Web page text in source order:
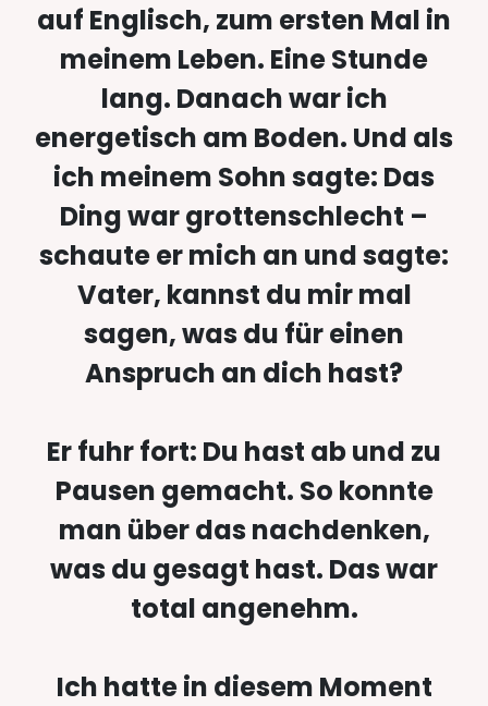
auf Englisch, zum ersten Mal in
meinem Leben. Eine Stunde
lang. Danach war ich
energetisch am Boden. Und als
ich meinem Sohn sagte: Das
Ding war grottenschlecht –
schaute er mich an und sagte:
Vater, kannst du mir mal
sagen, was du für einen
Anspruch an dich hast?
Er fuhr fort: Du hast ab und zu
Pausen gemacht. So konnte
man über das nachdenken,
was du gesagt hast. Das war
total angenehm.
Ich hatte in diesem Moment